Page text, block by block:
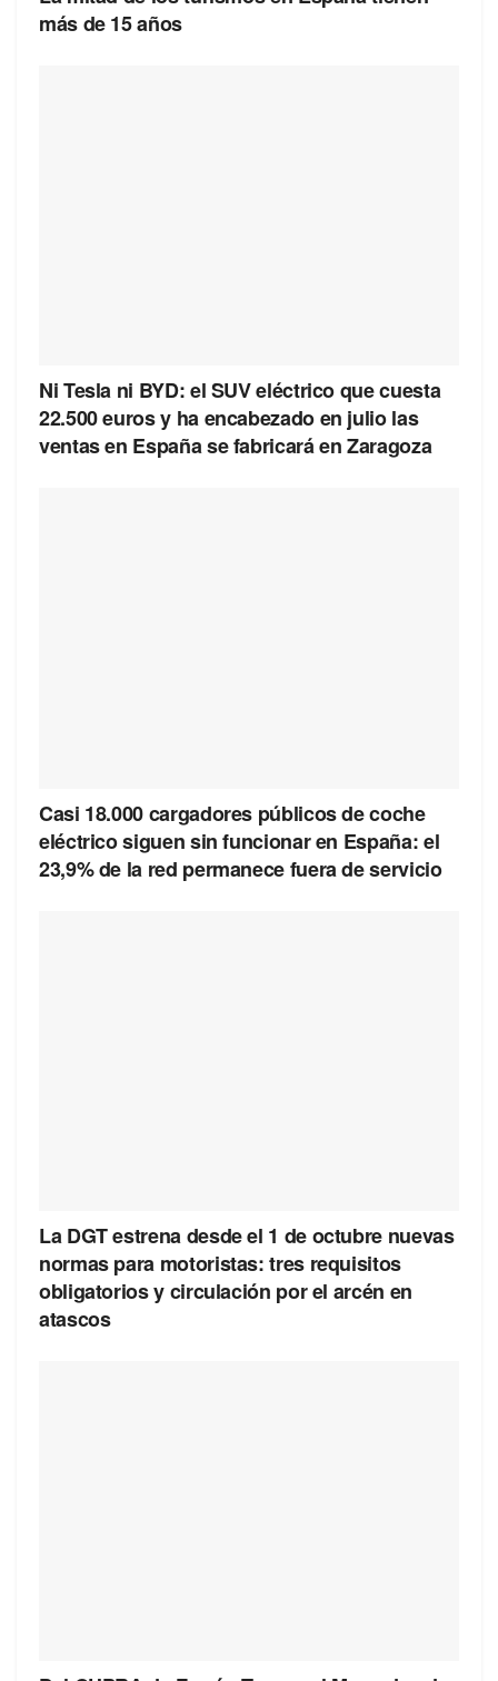
más de 15 años
Ni Tesla ni BYD: el SUV eléctrico que cuesta
22.500 euros y ha encabezado en julio las
ventas en España se fabricará en Zaragoza
Casi 18.000 cargadores públicos de coche
eléctrico siguen sin funcionar en España: el
23,9% de la red permanece fuera de servicio
La DGT estrena desde el 1 de octubre nuevas
normas para motoristas: tres requisitos
obligatorios y circulación por el arcén en
atascos